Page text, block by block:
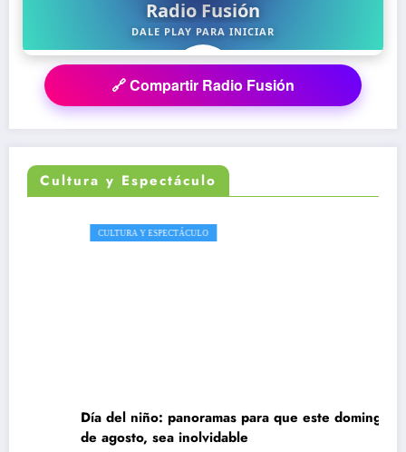
🔗 Compartir Radio Fusión
Cultura y Espectáculo
CULTURA Y ESPECTÁCULO
Día del niño: panoramas para que este domingo 09
de agosto, sea inolvidable